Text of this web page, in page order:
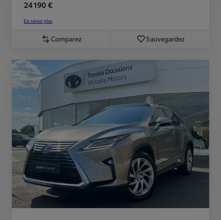
24 190 €
En savoir plus
Comparez Sauvegardez